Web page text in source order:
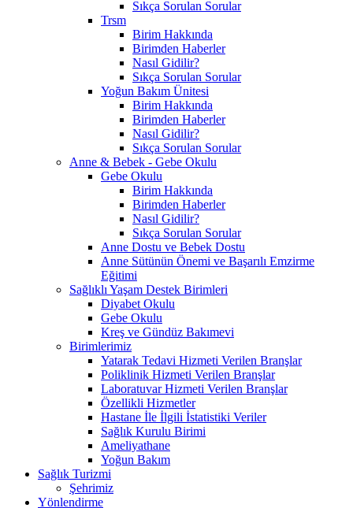
Sıkça Sorulan Sorular
Trsm
Birim Hakkında
Birimden Haberler
Nasıl Gidilir?
Sıkça Sorulan Sorular
Yoğun Bakım Ünitesi
Birim Hakkında
Birimden Haberler
Nasıl Gidilir?
Sıkça Sorulan Sorular
Anne & Bebek - Gebe Okulu
Gebe Okulu
Birim Hakkında
Birimden Haberler
Nasıl Gidilir?
Sıkça Sorulan Sorular
Anne Dostu ve Bebek Dostu
Anne Sütünün Önemi ve Başarılı Emzirme
Eğitimi
Sağlıklı Yaşam Destek Birimleri
Diyabet Okulu
Gebe Okulu
Kreş ve Gündüz Bakımevi
Birimlerimiz
Yatarak Tedavi Hizmeti Verilen Branşlar
Poliklinik Hizmeti Verilen Branşlar
Laboratuvar Hizmeti Verilen Branşlar
Özellikli Hizmetler
Hastane İle İlgili İstatistiki Veriler
Sağlık Kurulu Birimi
Ameliyathane
Yoğun Bakım
Sağlık Turizmi
Şehrimiz
Yönlendirme